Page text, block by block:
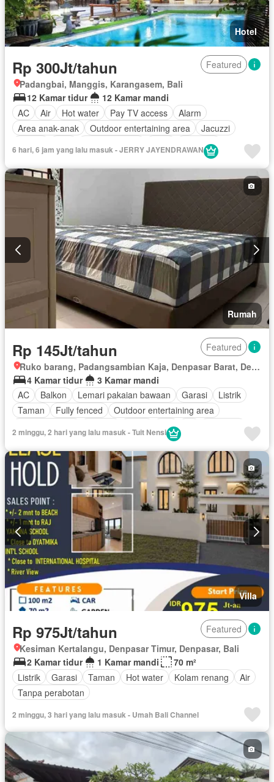
Hotel
Rp 300Jt/tahun
Featured
Padangbai, Manggis, Karangasem, Bali
12 Kamar tidur
12 Kamar mandi
AC
Air Hot water Pay TV access
Alarm
Area anak-anak
Outdoor entertaining area
Jacuzzi
Interkom
Internet
Keamanan 24 jam
Kolam renang
Secure parking
Pemandangan panorama
Taman atap Tangki air
Teras Wifi Berperabot lengkap
6 hari, 6 jam yang lalu masuk - JERRY JAYENDRAWAN
Rumah
Rp 145Jt/tahun
Featured
Ruko barang, Padangsambian Kaja, Denpasar Barat, Denpasar, Bali
4 Kamar tidur
3 Kamar mandi
AC
Balkon Lemari pakaian bawaan Garasi
Listrik
Taman
Fully fenced
Outdoor entertaining area
Wifi
Berperabot lengkap
2 minggu, 2 hari yang lalu masuk - Tuit Nensi
Villa
Rp 975Jt/tahun
Featured
Kesiman Kertalangu, Denpasar Timur, Denpasar, Bali
2 Kamar tidur
1 Kamar mandi
70 m²
Listrik
Garasi Taman Hot water Kolam renang
Air
Tanpa perabotan
2 minggu, 3 hari yang lalu masuk - Umah Bali Channel